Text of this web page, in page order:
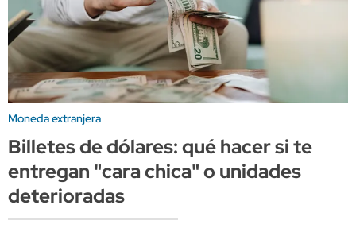
Moneda extranjera
Billetes de dólares: qué hacer si te
entregan "cara chica" o unidades
deterioradas